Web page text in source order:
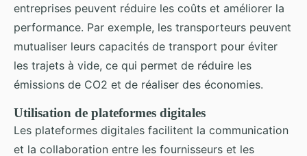
entreprises peuvent réduire les coûts et améliorer la
performance. Par exemple, les transporteurs peuvent
mutualiser leurs capacités de transport pour éviter
les trajets à vide, ce qui permet de réduire les
émissions de CO2 et de réaliser des économies.
Utilisation de plateformes digitales
Les plateformes digitales facilitent la communication
et la collaboration entre les fournisseurs et les